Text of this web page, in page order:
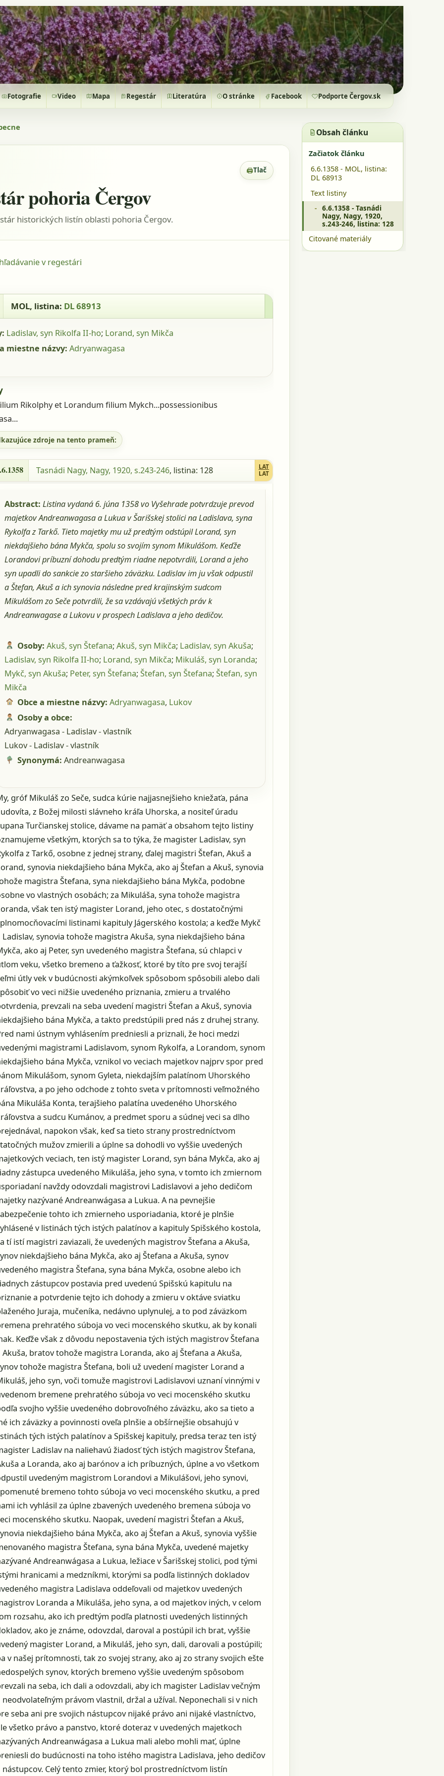
Fotografie Video Mapa Regestár Literatúra O stránke Facebook Podporte Čergov.sk
🖨Tlač
Zobrazenie pre tlač
pohoria Čergov
historických listín oblasti pohoria Čergov.
v regestári
MOL, listina: DL 68913
MOL, listina: DL 68913
Ladislav, syn Rikolfa II-ho; Lorand, syn Mikča
miestne názvy: Adryanwagasa
Rikolphy et Lorandum filium Mykch...possessionibus
zdroje na tento prameň:
- Tasnádi Nagy, Nagy, 1920, s.243-246, listina: 128
Tasnádi Nagy, Nagy, 1920, s.243-246, listina: 128
LAT
LAT
Abstract: Listina vydaná 6. júna 1358 vo Vyšehrade potvrdzuje prevod
majetkov Andreanwagasa a Lukua v Šarišskej stolici na Ladislava, syna
Rykolfa z Tarkő. Tieto majetky mu už predtým odstúpil Lorand, syn
niekdajšieho bána Mykča, spolu so svojím synom Mikulášom. Keďže
Lorandovi príbuzní dohodu predtým riadne nepotvrdili, Lorand a jeho
syn upadli do sankcie zo staršieho záväzku. Ladislav im ju však odpustil
a Štefan, Akuš a ich synovia následne pred krajinským sudcom
Mikulášom zo Seče potvrdili, že sa vzdávajú všetkých práv k
Andreanwagase a Lukovu v prospech Ladislava a jeho dedičov.
Osoby: Akuš, syn Štefana; Akuš, syn Mikča; Ladislav, syn Akuša;
Ladislav, syn Rikolfa II-ho; Lorand, syn Mikča; Mikuláš, syn Loranda;
Mykč, syn Akuša; Peter, syn Štefana; Štefan, syn Štefana; Štefan, syn
Mikča
Obce a miestne názvy: Adryanwagasa, Lukov
Osoby a obce:
Adryanwagasa - Ladislav - vlastník
Lukov - Ladislav - vlastník
Synonymá: Andreanwagasa
gróf Mikuláš zo Seče, sudca kúrie najjasnejšieho kniežaťa, pána
z Božej milosti slávneho kráľa Uhorska, a nositeľ úradu
Turčianskej stolice, dávame na pamäť a obsahom tejto listiny
všetkým, ktorých sa to týka, že magister Ladislav, syn
z Tarkő, osobne z jednej strany, ďalej magistri Štefan, Akuš a
synovia niekdajšieho bána Mykča, ako aj Štefan a Akuš, synovia
magistra Štefana, syna niekdajšieho bána Mykča, podobne
vo vlastných osobách; za Mikuláša, syna tohože magistra
však ten istý magister Lorand, jeho otec, s dostatočnými
listinami kapituly Jágerského kostola; a keďže Mykč
Ladislav, synovia tohože magistra Akuša, syna niekdajšieho bána
ako aj Peter, syn uvedeného magistra Štefana, sú chlapci v
veku, všetko bremeno a ťažkosť, ktoré by títo pre svoj terajší
útly vek v budúcnosti akýmkoľvek spôsobom spôsobili alebo dali
vo veci nižšie uvedeného priznania, zmieru a trvalého
prevzali na seba uvedení magistri Štefan a Akuš, synovia
bána Mykča, a takto predstúpili pred nás z druhej strany.
nami ústnym vyhlásením predniesli a priznali, že hoci medzi
magistrami Ladislavom, synom Rykolfa, a Lorandom, synom
bána Mykča, vznikol vo veciach majetkov najprv spor pred
Mikulášom, synom Gyleta, niekdajším palatínom Uhorského
a po jeho odchode z tohto sveta v prítomnosti veľmožného
Mikuláša Konta, terajšieho palatína uvedeného Uhorského
a sudcu Kumánov, a predmet sporu a súdnej veci sa dlho
napokon však, keď sa tieto strany prostredníctvom
mužov zmierili a úplne sa dohodli vo vyššie uvedených
veciach, ten istý magister Lorand, syn bána Mykča, ako aj
zástupca uvedeného Mikuláša, jeho syna, v tomto ich zmiernom
navždy odovzdali magistrovi Ladislavovi a jeho dedičom
nazývané Andreanwágasa a Lukua. A na pevnejšie
tohto ich zmierneho usporiadania, ktoré je plnšie
v listinách tých istých palatínov a kapituly Spišského kostola,
tí istí magistri zaviazali, že uvedených magistrov Štefana a Akuša,
niekdajšieho bána Mykča, ako aj Štefana a Akuša, synov
magistra Štefana, syna bána Mykča, osobne alebo ich
zástupcov postavia pred uvedenú Spišskú kapitulu na
a potvrdenie tejto ich dohody a zmieru v oktáve sviatku
Juraja, mučeníka, nedávno uplynulej, a to pod záväzkom
prehratého súboja vo veci mocenského skutku, ak by konali
Keďže však z dôvodu nepostavenia tých istých magistrov Štefana
Akuša, bratov tohože magistra Loranda, ako aj Štefana a Akuša,
tohože magistra Štefana, boli už uvedení magister Lorand a
jeho syn, voči tomuže magistrovi Ladislavovi uznaní vinnými v
bremene prehratého súboja vo veci mocenského skutku
svojho vyššie uvedeného dobrovoľného záväzku, ako sa tieto a
ich záväzky a povinnosti oveľa plnšie a obšírnejšie obsahujú v
tých istých palatínov a Spišskej kapituly, predsa teraz ten istý
Ladislav na naliehavú žiadosť tých istých magistrov Štefana,
a Loranda, ako aj barónov a ich príbuzných, úplne a vo všetkom
uvedeným magistrom Lorandovi a Mikulášovi, jeho synovi,
bremeno tohto súboja vo veci mocenského skutku, a pred
ich vyhlásil za úplne zbavených uvedeného bremena súboja vo
mocenského skutku. Naopak, uvedení magistri Štefan a Akuš,
niekdajšieho bána Mykča, ako aj Štefan a Akuš, synovia vyššie
magistra Štefana, syna bána Mykča, uvedené majetky
Andreanwágasa a Lukua, ležiace v Šarišskej stolici, pod tými
hranicami a medzníkmi, ktorými sa podľa listinných dokladov
magistra Ladislava oddeľovali od majetkov uvedených
Loranda a Mikuláša, jeho syna, a od majetkov iných, v celom
rozsahu, ako ich predtým podľa platnosti uvedených listinných
ako je známe, odovzdal, daroval a postúpil ich brat, vyššie
magister Lorand, a Mikuláš, jeho syn, dali, darovali a postúpili;
v našej prítomnosti, tak zo svojej strany, ako aj zo strany svojich ešte
synov, ktorých bremeno vyššie uvedeným spôsobom
na seba, ich dali a odovzdali, aby ich magister Ladislav večným
neodvolateľným právom vlastnil, držal a užíval. Neponechali si v nich
seba ani pre svojich nástupcov nijaké právo ani nijaké vlastníctvo,
všetko právo a panstvo, ktoré doteraz v uvedených majetkoch
Andreanwágasa a Lukua mali alebo mohli mať, úplne
do budúcnosti na toho istého magistra Ladislava, jeho dedičov
nástupcov. Celý tento zmier, ktorý bol prostredníctvom listín
Obsah článku
Začiatok článku
6.6.1358 - MOL, listina:
DL 68913
Text listiny
6.6.1358 - Tasnádi
Nagy, Nagy, 1920,
s.243-246, listina: 128
Citované materiály